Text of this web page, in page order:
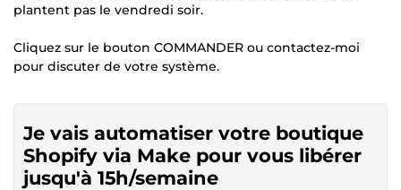
plantent pas le vendredi soir.
Cliquez sur le bouton COMMANDER ou contactez-moi
pour discuter de votre système.
Je vais automatiser votre boutique
Shopify via Make pour vous libérer
jusqu'à 15h/semaine